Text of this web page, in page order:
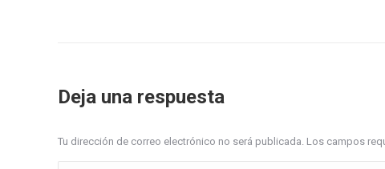
Deja una respuesta
Tu dirección de correo electrónico no será publicada. Los campos